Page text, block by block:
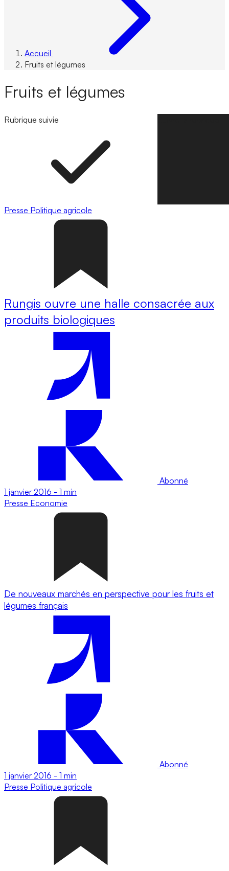
Accueil
Fruits et légumes
Fruits et légumes
Rubrique suivie
Presse Politique agricole
Rungis ouvre une halle consacrée aux
produits biologiques
Abonné
1 janvier 2016 - 1 min
Presse Economie
De nouveaux marchés en perspective pour les fruits et
légumes français
Abonné
1 janvier 2016 - 1 min
Presse Politique agricole